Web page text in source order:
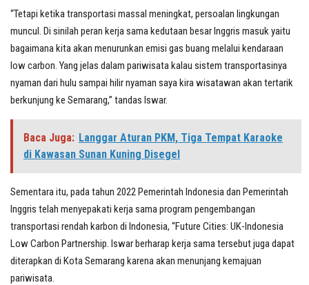
“Tetapi ketika transportasi massal meningkat, persoalan lingkungan
muncul. Di sinilah peran kerja sama kedutaan besar Inggris masuk yaitu
bagaimana kita akan menurunkan emisi gas buang melalui kendaraan
low carbon. Yang jelas dalam pariwisata kalau sistem transportasinya
nyaman dari hulu sampai hilir nyaman saya kira wisatawan akan tertarik
berkunjung ke Semarang,” tandas Iswar.
Baca Juga: Langgar Aturan PKM, Tiga Tempat Karaoke
di Kawasan Sunan Kuning Disegel
Sementara itu, pada tahun 2022 Pemerintah Indonesia dan Pemerintah
Inggris telah menyepakati kerja sama program pengembangan
transportasi rendah karbon di Indonesia, “Future Cities: UK-Indonesia
Low Carbon Partnership. Iswar berharap kerja sama tersebut juga dapat
diterapkan di Kota Semarang karena akan menunjang kemajuan
pariwisata.